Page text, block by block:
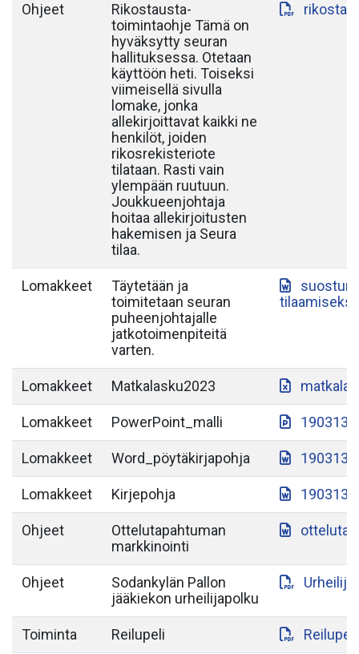
Ohjeet
Rikostausta-
toimintaohje Tämä on
hyväksytty seuran
hallituksessa. Otetaan
käyttöön heti. Toiseksi
viimeisellä sivulla
lomake, jonka
allekirjoittavat kaikki ne
henkilöt, joiden
rikosrekisteriote
tilataan. Rasti vain
ylempään ruutuun.
Joukkueenjohtaja
hoitaa allekirjoitusten
hakemisen ja Seura
tilaa.
Lomakkeet
Täytetään ja
toimitetaan seuran
puheenjohtajalle
jatkotoimenpiteitä
varten.
Lomakkeet Matkalasku2023
Lomakkeet PowerPoint_malli 190313-
Lomakkeet Word_pöytäkirjapohja 190313-
Lomakkeet Kirjepohja 190313-
Ohjeet
Ottelutapahtuman
markkinointi
Ohjeet
Sodankylän Pallon
jääkiekon urheilijapolku
Toiminta Reilupeli